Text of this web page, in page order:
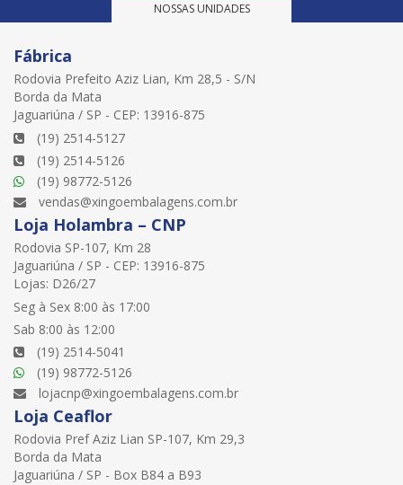
NOSSAS UNIDADES
Fábrica
Rodovia Prefeito Aziz Lian, Km 28,5 - S/N
Borda da Mata
Jaguariúna / SP - CEP: 13916-875
(19) 2514-5127
(19) 2514-5126
(19) 98772-5126
vendas@xingoembalagens.com.br
Loja Holambra – CNP
Rodovia SP-107, Km 28
Jaguariúna / SP - CEP: 13916-875
Lojas: D26/27
Seg à Sex 8:00 às 17:00
Sab 8:00 às 12:00
(19) 2514-5041
(19) 98772-5126
lojacnp@xingoembalagens.com.br
Loja Ceaflor
Rodovia Pref Aziz Lian SP-107, Km 29,3
Borda da Mata
Jaguariúna / SP - Box B84 a B93